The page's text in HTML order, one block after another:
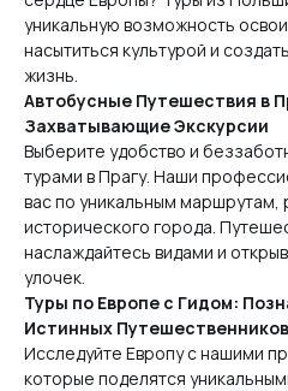
уникальную возможность
насытиться культурой и
жизнь.
Автобусные Путешествия в
Захватывающие Экскурсии
Выберите удобство и
турами в Прагу. Наши
вас по уникальным маршрутам,
исторического города.
наслаждайтесь видами и
улочек.
Туры по Европе с Гидом:
Истинных Путешественников
Исследуйте Европу с нашими
которые поделятся